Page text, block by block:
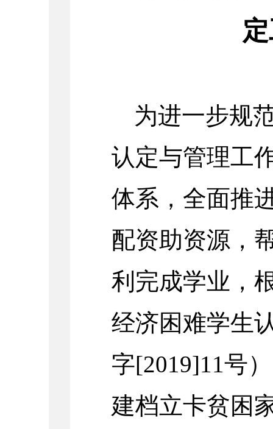
为进一步规
认定与管理工
体系，全面推
配资助资源，
利完成学业，
经济困难学生
字[2019]11号
建档立卡贫困